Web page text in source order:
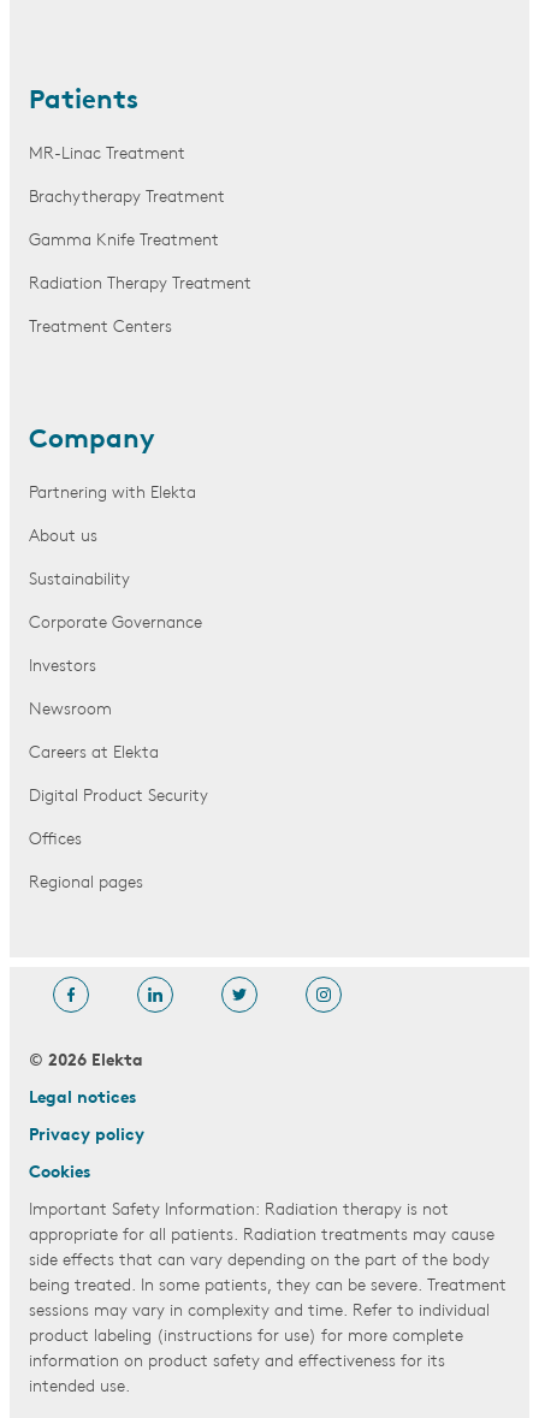
Patients
MR-Linac Treatment
Brachytherapy Treatment
Gamma Knife Treatment
Radiation Therapy Treatment
Treatment Centers
Company
Partnering with Elekta
About us
Sustainability
Corporate Governance
Investors
Newsroom
Careers at Elekta
Digital Product Security
Offices
Regional pages
© 2026 Elekta
Legal notices
Privacy policy
Cookies
Important Safety Information: Radiation therapy is not
appropriate for all patients. Radiation treatments may cause
side effects that can vary depending on the part of the body
being treated. In some patients, they can be severe. Treatment
sessions may vary in complexity and time. Refer to individual
product labeling (instructions for use) for more complete
information on product safety and effectiveness for its
intended use.